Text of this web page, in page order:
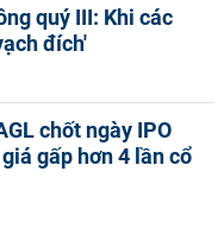
quý III: Khi các
đích'
chốt ngày IPO
gấp hơn 4 lần cổ